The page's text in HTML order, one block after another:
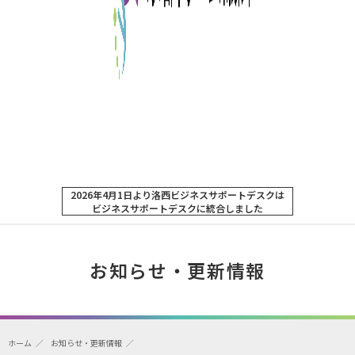
2026年4月1日より洛西ビジネスサポートデスクは
ビジネスサポートデスクに統合しました
お知らせ・更新情報
ホーム
お知らせ・更新情報